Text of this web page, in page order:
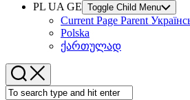
PL UA GE Toggle Child Menu
Current Page Parent
Polska
ქართულად